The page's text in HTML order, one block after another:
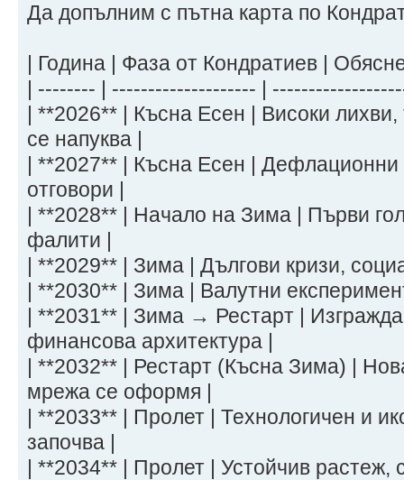
2033 5 50 15,225,300 Фиатът
още се използва
2034 5 50 22,838,000
е гарантирано чрез социални мерки
2035 5 50 34,257,000 Масовият
BTC концентриран при заможните и
Да допълним с пътна карта по
| Година | Фаза от Кондратиев |
| -------- | -------------------- |
| **2026** | Късна Есен | Високи
се напуква |
| **2027** | Късна Есен |
отговори |
| **2028** | Начало на Зима | Първи
фалити |
| **2029** | Зима | Дългови кризи,
| **2030** | Зима | Валутни
| **2031** | Зима → Рестарт |
финансова архитектура |
| **2032** | Рестарт (Късна Зима) |
мрежа се оформя |
| **2033** | Пролет | Технологичен и
започва |
| **2034** | Пролет | Устойчив растеж,